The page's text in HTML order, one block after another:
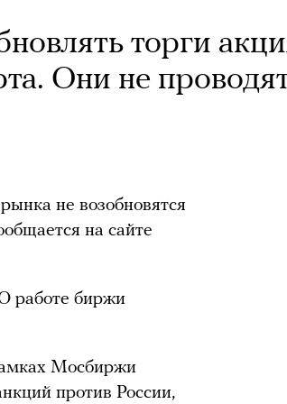
торги
Они не
не возобновятся
на сайте
работе биржи
Мосбиржи
против России,